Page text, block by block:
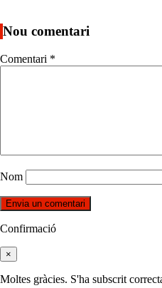
Nou comentari
Comentari *
Nom
Confirmació
×
Moltes gràcies. S'ha subscrit